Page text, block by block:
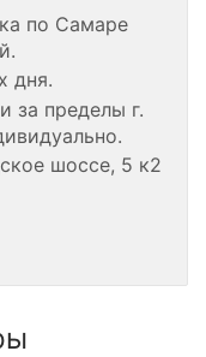
по Самаре
дня.
за пределы г.
шоссе, 5 к2